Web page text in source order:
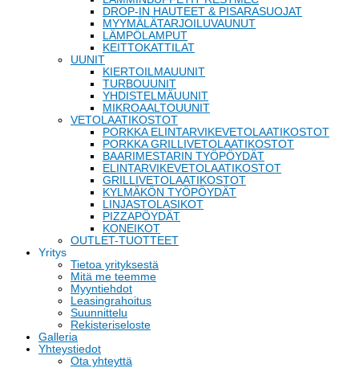
DROP-IN HAUTEET & PISARASUOJAT
MYYMÄLÄTARJOILUVAUNUT
LÄMPÖLAMPUT
KEITTOKATTILAT
UUNIT
KIERTOILMAUUNIT
TURBOUUNIT
YHDISTELMÄUUNIT
MIKROAALTOUUNIT
VETOLAATIKOSTOT
PORKKA ELINTARVIKEVETOLAATIKOSTOT
PORKKA GRILLIVETOLAATIKOSTOT
BAARIMESTARIN TYÖPÖYDÄT
ELINTARVIKEVETOLAATIKOSTOT
GRILLIVETOLAATIKOSTOT
KYLMÄKÖN TYÖPÖYDÄT
LINJASTOLASIKOT
PIZZAPÖYDÄT
KONEIKOT
OUTLET-TUOTTEET
Yritys
Tietoa yrityksestä
Mitä me teemme
Myyntiehdot
Leasingrahoitus
Suunnittelu
Rekisteriseloste
Galleria
Yhteystiedot
Ota yhteyttä